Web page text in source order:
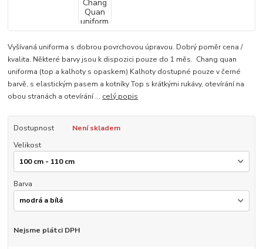
Vyšívaná uniforma s dobrou povrchovou úpravou. Dobrý poměr cena /
kvalita. Některé barvy jsou k dispozici pouze do 1 měs. Chang quan
uniforma (top a kalhoty s opaskem) Kalhoty dostupné pouze v černé
barvě, s elastickým pasem a kotníky Top s krátkými rukávy, otevírání na
obou stranách a otevírání ... celý popis
Dostupnost
Není skladem
Velikost
Barva
Nejsme plátci DPH